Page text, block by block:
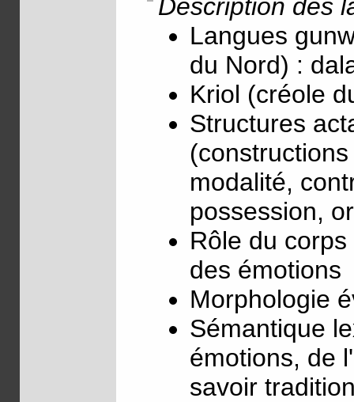
Description des
Langues
du Nord) :
Kriol (créole
Structures
modalité,
possession,
Rôle du
des émotions
Morphologie
Sémantique
émotions, de
savoir